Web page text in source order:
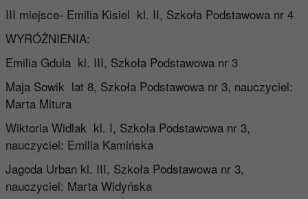
III miejsce- Emilia Kisiel kl. II, Szkoła Podstawowa nr 4
WYRÓŻNIENIA:
Emilia Gdula kl. III, Szkoła Podstawowa nr 3
Maja Sowik lat 8, Szkoła Podstawowa nr 3, nauczyciel:
Marta Mitura
Wiktoria Widlak kl. I, Szkoła Podstawowa nr 3,
nauczyciel: Emilia Kamińska
Jagoda Urban kl. III, Szkoła Podstawowa nr 3,
nauczyciel: Marta Widyńska